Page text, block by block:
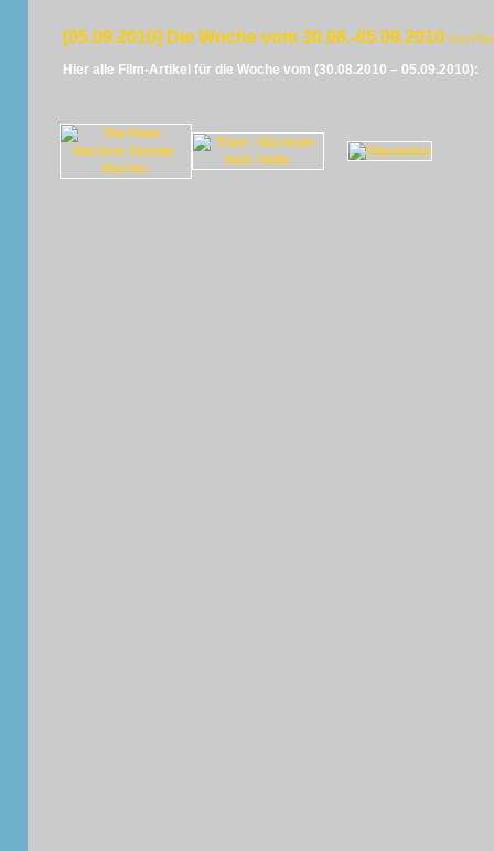
[05.09.2010] Die Woche vom 30.08.-05.09.2010 von
Hier alle Film-Artikel für die Woche vom (30.08.2010 – 05.09.2010):